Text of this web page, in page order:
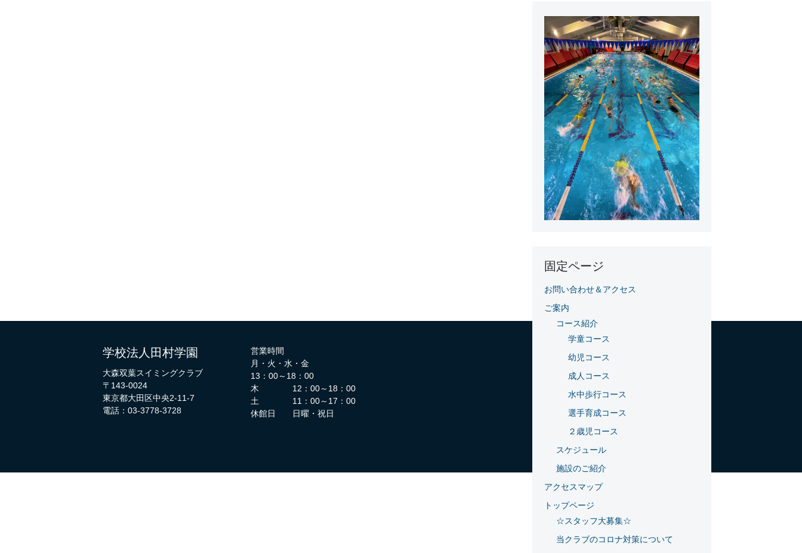
固定ページ
お問い合わせ＆アクセス
ご案内
コース紹介
学童コース
幼児コース
成人コース
水中歩行コース
選手育成コース
２歳児コース
スケジュール
施設のご紹介
アクセスマップ
トップページ
☆スタッフ大募集☆
当クラブのコロナ対策について
学校法人田村学園
大森双葉スイミングクラブ
〒143-0024
東京都大田区中央2-11-7
電話：03-3778-3728
営業時間
月・火・水・金
13：00～18：00
木 12：00～18：00
土 11：00～17：00
休館日 日曜・祝日